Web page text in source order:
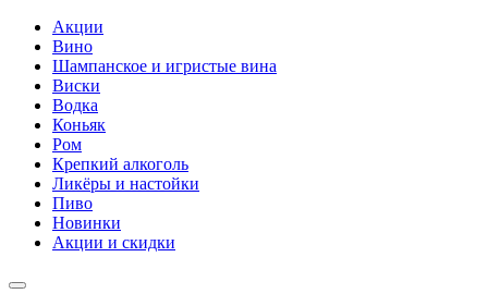
Акции
Вино
Шампанское и игристые вина
Виски
Водка
Коньяк
Ром
Крепкий алкоголь
Ликёры и настойки
Пиво
Новинки
Акции и скидки